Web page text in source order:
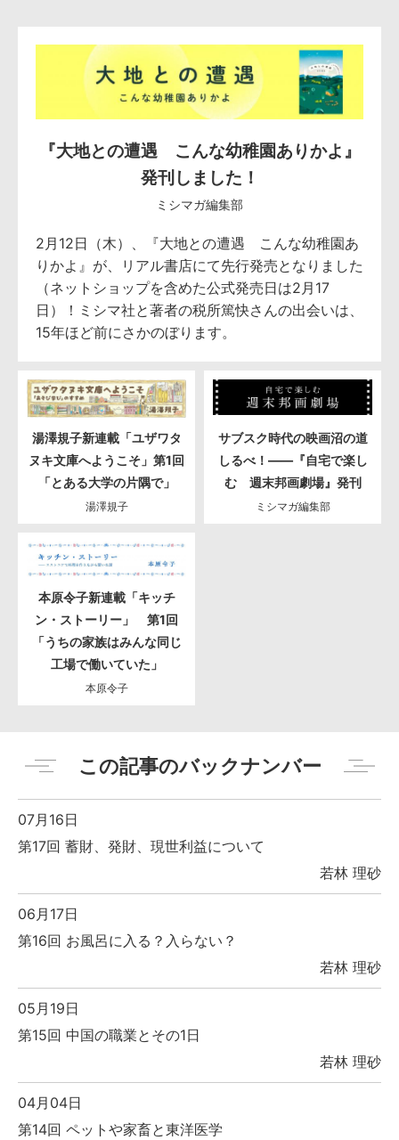
『大地との遭遇 こんな幼稚園ありかよ』
発刊しました！
ミシマガ編集部
2月12日（木）、『大地との遭遇 こんな幼稚園あ
りかよ』が、リアル書店にて先行発売となりました
（ネットショップを含めた公式発売日は2月17
日）！ミシマ社と著者の税所篤快さんの出会いは、
15年ほど前にさかのぼります。
湯澤規子新連載「ユザワタ
ヌキ文庫へようこそ」第1回
「とある大学の片隅で」
湯澤規子
サブスク時代の映画沼の道
しるべ！――『自宅で楽し
む 週末邦画劇場』発刊
ミシマガ編集部
本原令子新連載「キッチ
ン・ストーリー」 第1回
「うちの家族はみんな同じ
工場で働いていた」
本原令子
この記事のバックナンバー
07月16日
第17回 蓄財、発財、現世利益について
若林 理砂
06月17日
第16回 お風呂に入る？入らない？
若林 理砂
05月19日
第15回 中国の職業とその1日
若林 理砂
04月04日
第14回 ペットや家畜と東洋医学